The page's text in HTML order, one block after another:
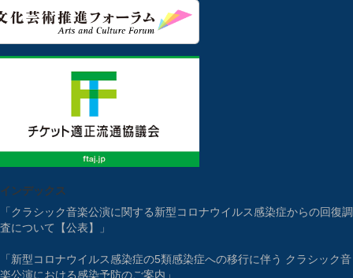
インデックス
「クラシック音楽公演に関する新型コロナウイルス感染症からの回復調
査について【公表】」
「新型コロナウイルス感染症の5類感染症への移行に伴う クラシック音
楽公演における感染予防のご案内」